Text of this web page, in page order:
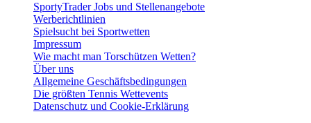
SportyTrader Jobs und Stellenangebote
Werberichtlinien
Spielsucht bei Sportwetten
Impressum
Wie macht man Torschützen Wetten?
Über uns
Allgemeine Geschäftsbedingungen
Die größten Tennis Wettevents
Datenschutz und Cookie-Erklärung